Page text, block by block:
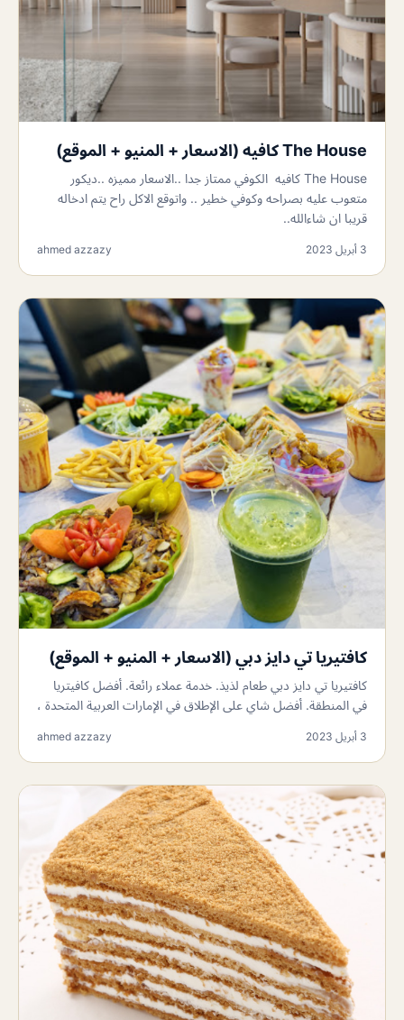
The House كافيه (الاسعار + المنيو + الموقع)
The House كافيه الكوفي ممتاز جدا ..الاسعار مميزه ..ديكور
متعوب عليه بصراحه وكوفي خطير .. واتوقع الاكل راح يتم ادخاله
قريبا ان شاءالله..
3 أبريل 2023 ahmed azzazy
كافتيريا تي دايز دبي (الاسعار + المنيو + الموقع)
كافتيريا تي دايز دبي طعام لذيذ. خدمة عملاء رائعة. أفضل كافيتريا
في المنطقة. أفضل شاي على الإطلاق في الإمارات العربية المتحدة ،
3 أبريل 2023 ahmed azzazy